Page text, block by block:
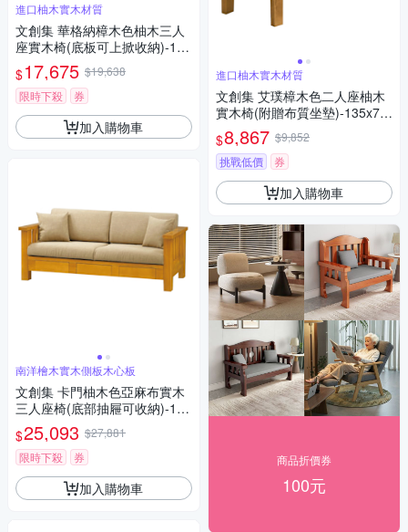
進口柚木實木材質
文創集 華格納樟木色柚木三人
座實木椅(底板可上掀收納)-193
x73x100cm免組
$17,675 $19,638
限時下殺
券
加入購物車
南洋檜木實木側板木心板
文創集 卡門柚木色亞麻布實木
三人座椅(底部抽屜可收納)-193
x80x85cm免組
$25,093 $27,881
限時下殺
券
加入購物車
進口柚木實木材質
文創集 艾璞樟木色二人座柚木
實木椅(附贈布質坐墊)-135x74
x102cm免組
$8,867 $9,852
挑戰低價
券
加入購物車
商品折價券
100元